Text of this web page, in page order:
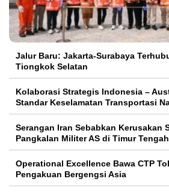
Jalur Baru: Jakarta-Surabaya
Tiongkok Selatan
Kolaborasi Strategis Indonesia –
Standar Keselamatan Transportasi
Serangan Iran Sebabkan Kerusakan
Pangkalan Militer AS di Timur Tengah
Operational Excellence Bawa CTP
Pengakuan Bergengsi Asia